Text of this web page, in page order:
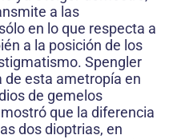
a las
en lo que respecta a
a la posición de los
Spengler
de esta ametropía en
de gemelos
que la diferencia
dos dioptrias, en